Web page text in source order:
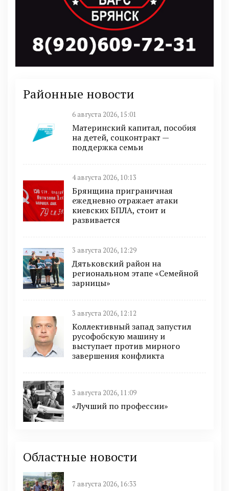
Районные новости
6 августа 2026, 15:01
Материнский капитал, пособия
на детей, соцконтракт —
поддержка семьи
4 августа 2026, 10:13
Брянщина приграничная
ежедневно отражает атаки
киевских БПЛА, стоит и
развивается
3 августа 2026, 12:29
Дятьковский район на
региональном этапе «Семейной
зарницы»
3 августа 2026, 12:12
Коллективный запад запустил
русофобскую машину и
выступает против мирного
завершения конфликта
3 августа 2026, 11:09
«Лучший по профессии»
Областные новости
7 августа 2026, 16:33